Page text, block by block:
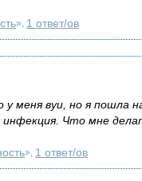
», 1 ответ/ов
меня вуи, но я пошла
Что мне
», 1 ответ/ов